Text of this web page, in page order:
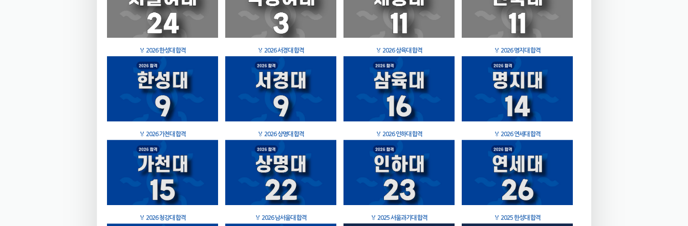
🏅 2026 한성대 합격 🏅 2026 서경대 합격 🏅 2026 삼육대 합격 🏅 2026 명지대 합격
🏅 2026 가천대 합격 🏅 2026 상명대 합격 🏅 2026 인하대 합격 🏅 2026 연세대 합격
🏅 2026 청강대 합격 🏅 2026 남서울대 합격 🏅 2025 서울과기대 합격 🏅 2025 한성대 합격